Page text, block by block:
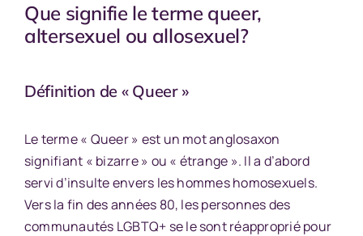
Que signifie le terme queer,
altersexuel ou allosexuel?
Définition de « Queer »
Le terme « Queer » est un mot anglosaxon
signifiant « bizarre » ou « étrange ». Il a d’abord
servi d’insulte envers les hommes homosexuels.
Vers la fin des années 80, les personnes des
communautés LGBTQ+ se le sont réapproprié pour